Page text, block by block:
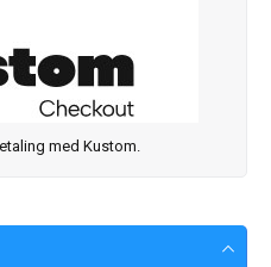
med Kustom.